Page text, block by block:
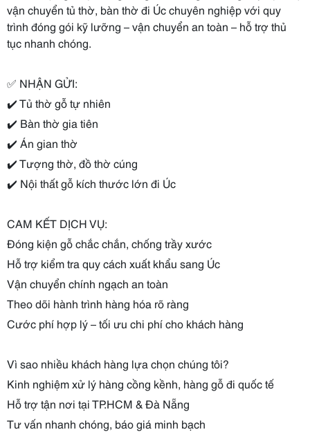
vận chuyển tủ thờ, bàn thờ đi Úc chuyên nghiệp với quy
trình đóng gói kỹ lưỡng – vận chuyển an toàn – hỗ trợ thủ
tục nhanh chóng.
✅ NHẬN GỬI:
✔️ Tủ thờ gỗ tự nhiên
✔️ Bàn thờ gia tiên
✔️ Án gian thờ
✔️ Tượng thờ, đồ thờ cúng
✔️ Nội thất gỗ kích thước lớn đi Úc
CAM KẾT DỊCH VỤ:
Đóng kiện gỗ chắc chắn, chống trầy xước
Hỗ trợ kiểm tra quy cách xuất khẩu sang Úc
Vận chuyển chính ngạch an toàn
Theo dõi hành trình hàng hóa rõ ràng
Cước phí hợp lý – tối ưu chi phí cho khách hàng
Vì sao nhiều khách hàng lựa chọn chúng tôi?
Kinh nghiệm xử lý hàng cồng kềnh, hàng gỗ đi quốc tế
Hỗ trợ tận nơi tại TP.HCM & Đà Nẵng
Tư vấn nhanh chóng, báo giá minh bạch